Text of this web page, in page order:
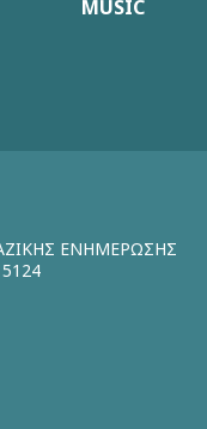
MUSIC
ΕΝΗΜΕΡΩΣΗΣ